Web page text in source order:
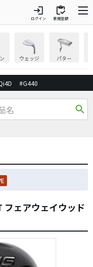
login
ログイン
inventory
新規登録
ウェッジ パター
#G440
search
フェアウェイウッド